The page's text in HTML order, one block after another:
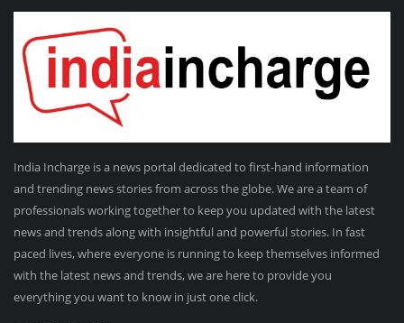
India Incharge is a news portal dedicated to first-hand information
and trending news stories from across the globe. We are a team of
professionals working together to keep you updated with the latest
news and trends along with insightful and powerful stories. In fast
paced lives, where everyone is running to keep themselves informed
with the latest news and trends, we are here to provide you
everything you want to know in just one click.